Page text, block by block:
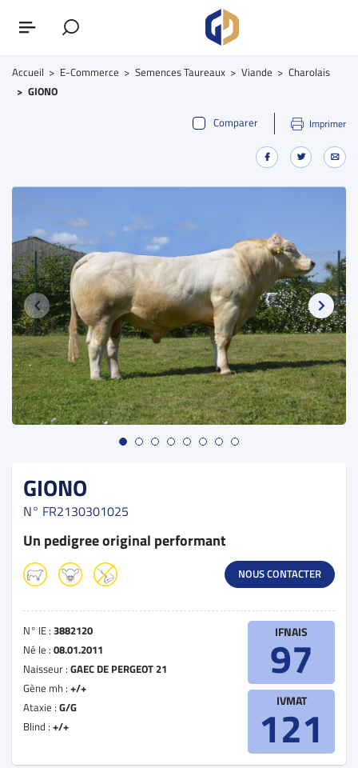
Accueil E-Commerce Semences Taureaux Viande
Charolais
GIONO
Comparer
Imprimer
GIONO
N° FR2130301025
Un pedigree original performant
NOUS CONTACTER
N° IE : 3882120
Né le : 08.01.2011
Naisseur : GAEC DE PERGEOT 21
Gène mh : +/+
Ataxie : G/G
Blind : +/+
IFNAIS
97
IVMAT
121